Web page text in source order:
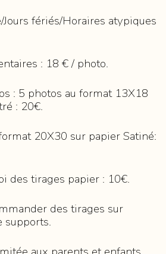
fériés/Horaires atypiques
: 18 € / photo.
: 5 photos au format 13X18
: 20€.
20X30 sur papier Satiné:
des tirages papier : 10€.
des tirages sur
supports.